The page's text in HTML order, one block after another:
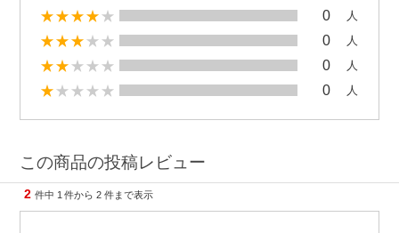
0 人
0 人
0 人
0 人
この商品の投稿レビュー
2 件中 1 件から 2 件まで表示